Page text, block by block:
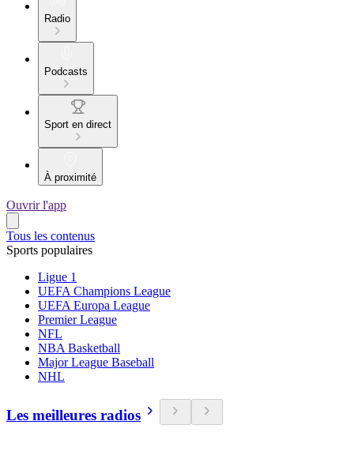
Radio
Podcasts
Sport en direct
À proximité
Ouvrir l'app
Tous les contenus
Sports populaires
Ligue 1
UEFA Champions League
UEFA Europa League
Premier League
NFL
NBA Basketball
Major League Baseball
NHL
Les meilleures radios